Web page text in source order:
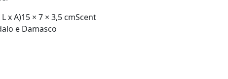
x A)15 × 7 × 3,5 cmScent
e Damasco